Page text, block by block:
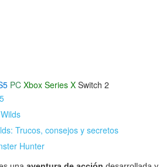
PC Xbox Series X Switch 2
Trucos, consejos y secretos
Hunter